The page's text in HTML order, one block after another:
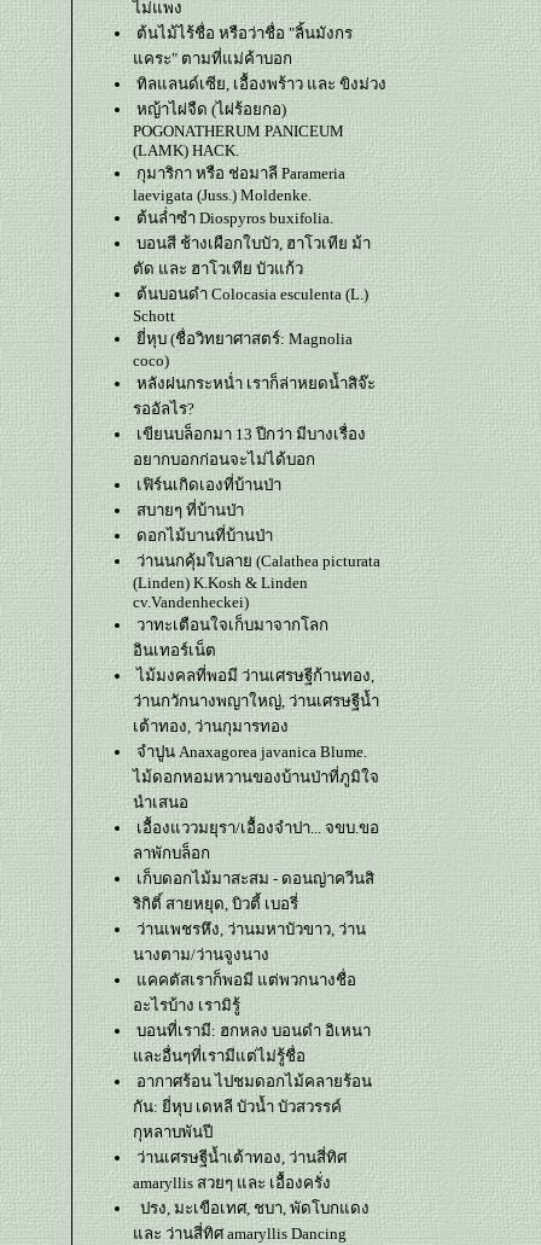
ไม่แพง
ต้นไม้ไร้ชื่อ หรือว่าชื่อ "ลิ้นมังกร
คระ" ตามที่แม่ค้าบอก
ทิลแลนด์เซีย, เอื้องพร้าว และ ขิงม่วง
หญ้าไผ่จืด (ไผ่ร้อยกอ)
POGONATHERUM PANICEUM
(LAMK) HACK.
กุมาริกา หรือ ช่อมาลี Parameria
laevigata (Juss.) Moldenke.
ต้นล่ำซำ Diospyros buxifolia.
บอนสี ช้างเผือกใบบัว, ฮาโวเทีย ม้า
ตัด และ ฮาโวเทีย บัวแก้ว
ต้นบอนดำ Colocasia esculenta (L.)
Schott
ี่หุบ (ชื่อวิทยาศาสตร์: Magnolia
coco)
หลังฝนกระหน่ำ เราก็ล่าหยดน้ำสิจ๊ะ
รออัลไร?
เขียนบล็อกมา 13 ปีกว่า มีบางเรื่อง
อยากบอกก่อนจะไม่ได้บอก
เฟิร์นเกิดเองที่บ้านป่า
สบายๆ ที่บ้านป่า
ดอกไม้บานที่บ้านป่า
ว่านนกคุ้มใบลาย (Calathea picturata
(Linden) K.Kosh & Linden
cv.Vandenheckei)
วาทะเตือนใจเก็บมาจากโลก
อินเทอร์เน็ต
ไม้มงคลที่พอมี ว่านเศรษฐีก้านทอง,
ว่านกวักนางพญาใหญ่, ว่านเศรษฐีน้ำ
เต้าทอง, ว่านกุมารทอง
จำปูน Anaxagorea javanica Blume.
ไม้ดอกหอมหวานของบ้านป่าที่ภูมิใจ
นำเสนอ
เอื้องแววมยุรา/เอื้องจำปา... จขบ.ขอ
ลาพักบล็อก
เก็บดอกไม้มาสะสม - ดอนญ่าควีนสิ
ริกิติ์ สายหยุด, บิวตี้ เบอรี่
ว่านเพชรหึง, ว่านมหาบัวขาว, ว่าน
นางตาม/ว่านจูงนาง
คคตัสเราก็พอมี แต่พวกนางชื่อ
อะไรบ้าง เรามิรู้
บอนที่เรามี: ฮกหลง บอนดำ อิเหนา
ละอื่นๆที่เรามีแต่ไม่รู้ชื่อ
อากาศร้อน ไปชมดอกไม้คลายร้อน
กัน: ยี่หุบ เดหลี บัวน้ำ บัวสวรรค์
กุหลาบพันปี
ว่านเศรษฐีน้ำเต้าทอง, ว่านสี่ทิศ
amaryllis สวยๆ และ เอื้องครั่ง
ปรง, มะเขือเทศ, ชบา, พัดโบกแดง
ละ ว่านสี่ทิศ amaryllis Dancing